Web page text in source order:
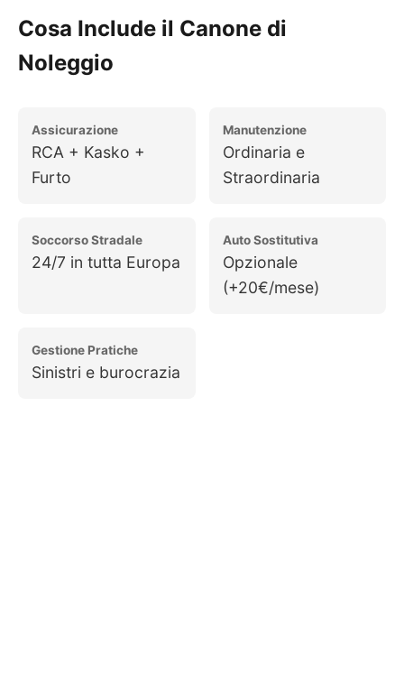
Cosa Include il Canone di
Noleggio
Assicurazione
RCA + Kasko +
Furto
Manutenzione
Ordinaria e
Straordinaria
Soccorso Stradale
24/7 in tutta Europa
Auto Sostitutiva
Opzionale
(+20€/mese)
Gestione Pratiche
Sinistri e burocrazia